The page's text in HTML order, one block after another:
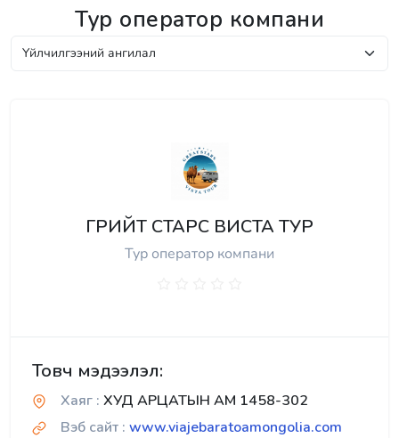
Тур оператор компани
ГРИЙТ СТАРС ВИСТА ТУР
Тур оператор компани
Товч мэдээлэл:
Хаяг : ХУД АРЦАТЫН АМ 1458-302
Вэб сайт : www.viajebaratoamongolia.com